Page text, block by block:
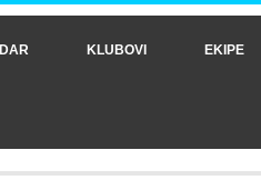
KLUBOVI EKIPE